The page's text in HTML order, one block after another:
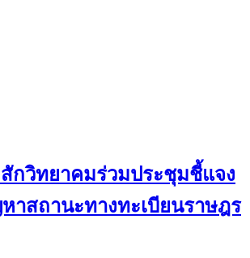
สักวิทยาคมร่วมประชุมชี้แจง
าสถานะทางทะเบียนราษฎร